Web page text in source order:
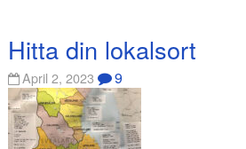
Hitta din lokalsort
April 2, 2023 9